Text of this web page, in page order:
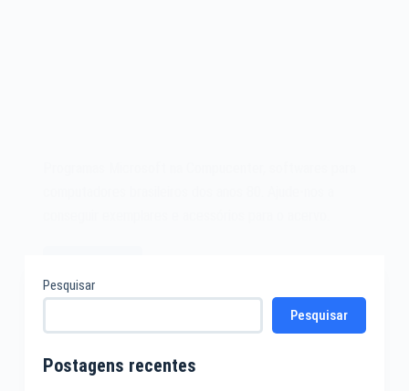
–
–
Revista
Pesquisar
Pesquisar
Postagens recentes